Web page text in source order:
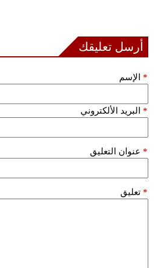
أرسل تعليقك
الإسم *
البريد الألكتروني *
عنوان التعليق *
تعليق *